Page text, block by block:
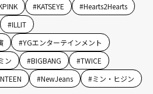
#KATSEYE #Hearts2Hearts
#ILLIT
#YGエンターテインメント
ン #BIGBANG #TWICE
#NewJeans #ミン・ヒジン